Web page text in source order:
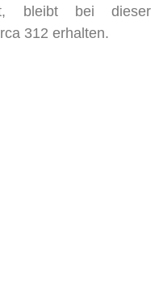
bleibt bei dieser
312 erhalten.